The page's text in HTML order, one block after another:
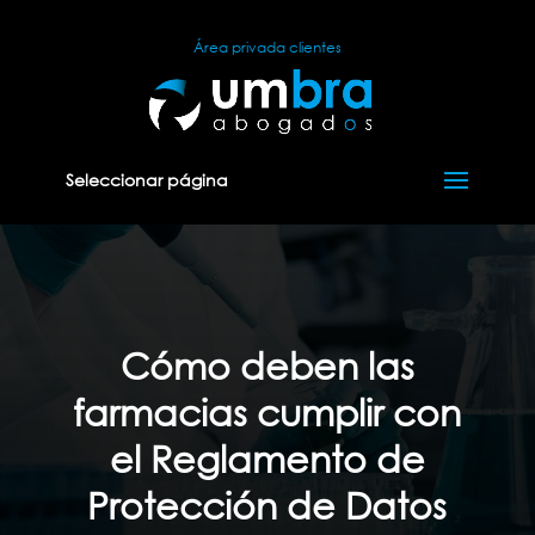
Área privada clientes
Seleccionar página
Cómo deben las
farmacias cumplir con
el Reglamento de
Protección de Datos